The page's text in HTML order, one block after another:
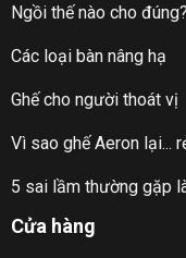
Ngồi thế nào cho đúng?
Các loại bàn nâng hạ
Ghế cho người thoát vị
Vì sao ghế Aeron lại...
5 sai lầm thường gặp
Cửa hàng